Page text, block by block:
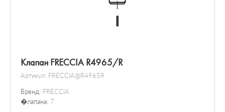
Клапан FRECCIA R4965/R
Артикул: FRECCIA@R4965R
Бренд: FRECCIA
�лапана: 7